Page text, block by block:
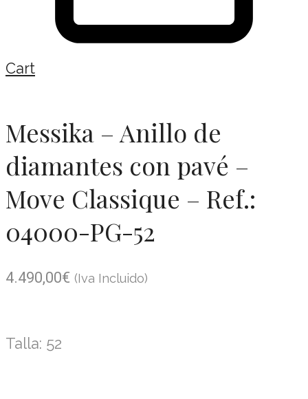
Cart
Messika – Anillo de
diamantes con pavé –
Move Classique – Ref.:
04000-PG-52
4.490,00€ (Iva Incluido)
Talla: 52